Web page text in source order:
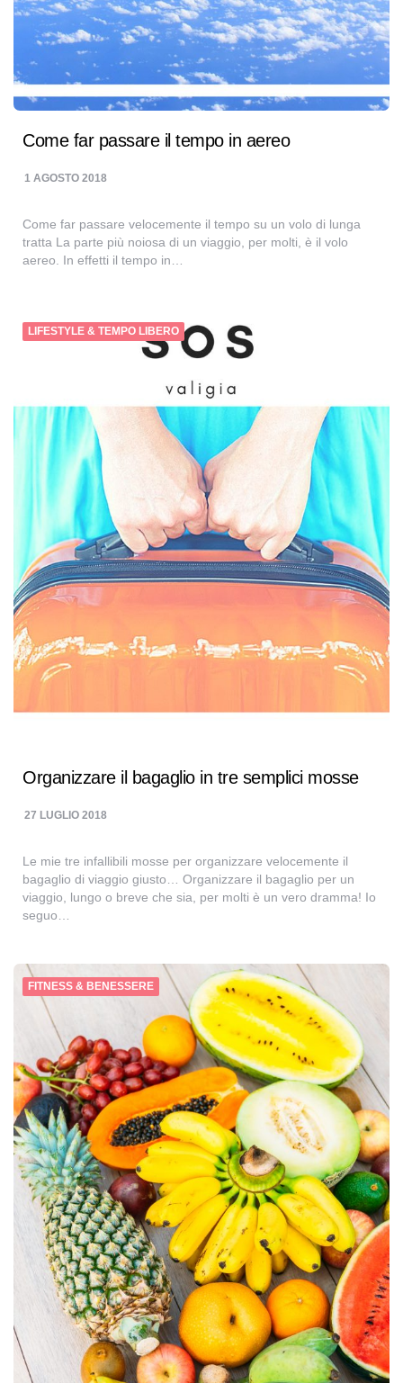
Come far passare il tempo in aereo
1 AGOSTO 2018
Come far passare velocemente il tempo su un volo di lunga
tratta La parte più noiosa di un viaggio, per molti, è il volo
aereo. In effetti il tempo in…
LIFESTYLE & TEMPO LIBERO
Organizzare il bagaglio in tre semplici mosse
27 LUGLIO 2018
Le mie tre infallibili mosse per organizzare velocemente il
bagaglio di viaggio giusto… Organizzare il bagaglio per un
viaggio, lungo o breve che sia, per molti è un vero dramma! Io
seguo…
FITNESS & BENESSERE